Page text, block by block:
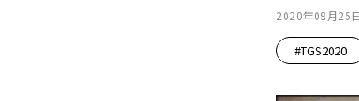
2020年09月25
#TGS2020